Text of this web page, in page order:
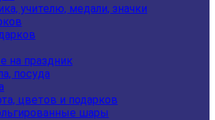
учителю, медали, значки
на праздник
посуда
цветов и подарков
шары